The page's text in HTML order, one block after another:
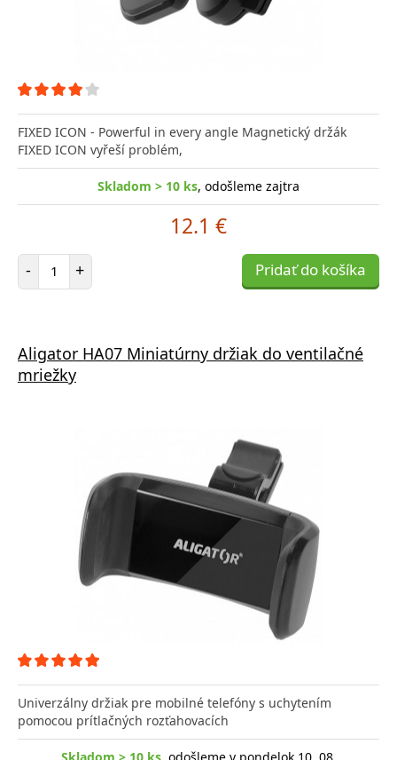
FIXED ICON - Powerful in every angle Magnetický držák
FIXED ICON vyřeší problém,
Skladom > 10 ks, odošleme zajtra
12.1 €
- Počet položiek
+ Pridať do košíka
Aligator HA07 Miniatúrny držiak do ventilačné
mriežky
Univerzálny držiak pre mobilné telefóny s uchytením
pomocou prítlačných rozťahovacích
Skladom > 10 ks, odošleme v pondelok 10. 08.